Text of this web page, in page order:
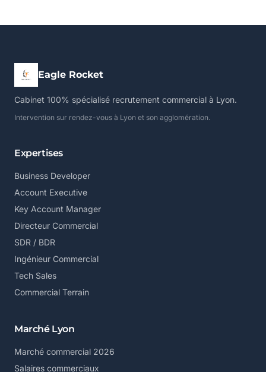
Eagle Rocket
Cabinet 100% spécialisé recrutement commercial à Lyon.
Intervention sur rendez-vous à Lyon et son agglomération.
Expertises
Business Developer
Account Executive
Key Account Manager
Directeur Commercial
SDR / BDR
Ingénieur Commercial
Tech Sales
Commercial Terrain
Marché Lyon
Marché commercial 2026
Salaires commerciaux